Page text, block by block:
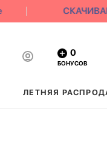
СКАЧИВАЙ
0
БОНУСОВ
ЛЕТНЯЯ